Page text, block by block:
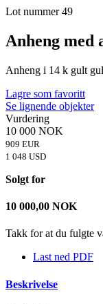
Lot nummer 49
Anheng med
Anheng i 14 k gult
Lagre som favoritt
Se lignende objekter
Vurdering
10 000 NOK
909 EUR
1 048 USD
Solgt for
10 000,00 NOK
Takk for at du fulgte
Last ned PDF
Beskrivelse